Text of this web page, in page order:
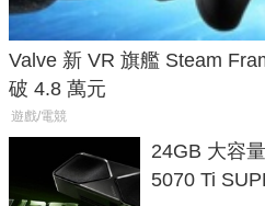
Valve 新 VR 旗艦 Steam
破 4.8 萬元
遊戲/電競
24GB 大容
5070 Ti